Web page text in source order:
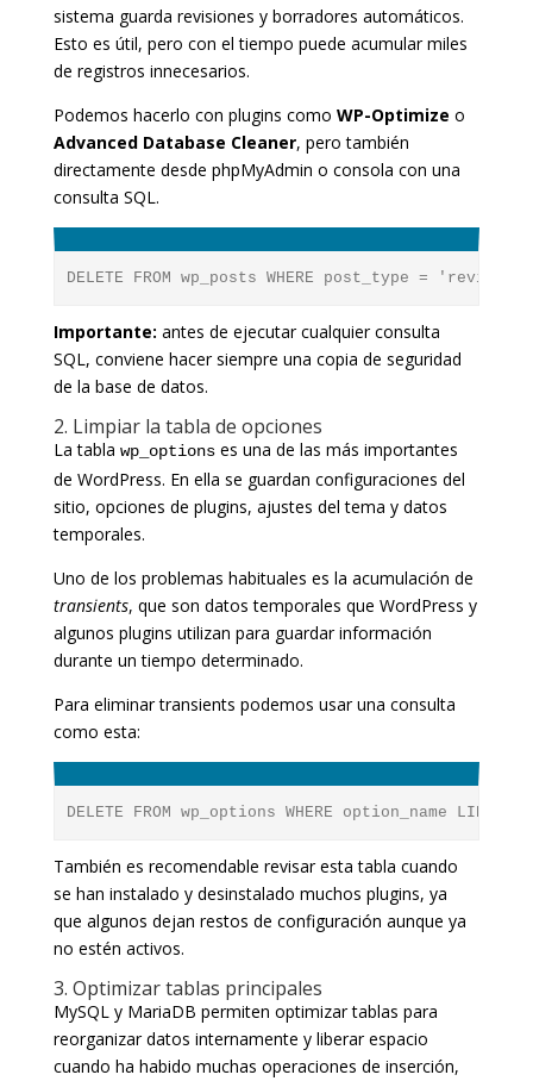
sistema guarda revisiones y borradores automáticos.
Esto es útil, pero con el tiempo puede acumular miles
de registros innecesarios.
Podemos hacerlo con plugins como WP-Optimize o
Advanced Database Cleaner, pero también
directamente desde phpMyAdmin o consola con una
consulta SQL.
DELETE FROM wp_posts WHERE post_type =
Importante: antes de ejecutar cualquier consulta
SQL, conviene hacer siempre una copia de seguridad
de la base de datos.
2. Limpiar la tabla de opciones
La tabla wp_optionses una de las más importantes
de WordPress. En ella se guardan configuraciones del
sitio, opciones de plugins, ajustes del tema y datos
temporales.
Uno de los problemas habituales es la acumulación de
transients, que son datos temporales que WordPress y
algunos plugins utilizan para guardar información
durante un tiempo determinado.
Para eliminar transients podemos usar una consulta
como esta:
DELETE FROM wp_options WHERE option_name LIKE
También es recomendable revisar esta tabla cuando
se han instalado y desinstalado muchos plugins, ya
que algunos dejan restos de configuración aunque ya
no estén activos.
3. Optimizar tablas principales
MySQL y MariaDB permiten optimizar tablas para
reorganizar datos internamente y liberar espacio
cuando ha habido muchas operaciones de inserción,